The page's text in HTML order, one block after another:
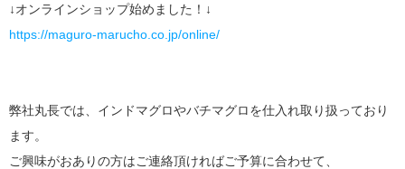
↓オンラインショップ始めました！↓
https://maguro-marucho.co.jp/online/
弊社丸長では、インドマグロやバチマグロを仕入れ取り扱っており
ます。
ご興味がおありの方はご連絡頂ければご予算に合わせて、